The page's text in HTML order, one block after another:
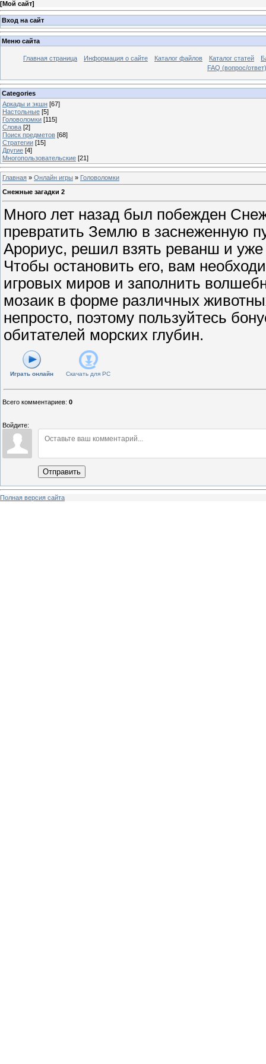
[Мой сайт]
Вход на сайт
Меню сайта
Главная страница Информация о сайте Каталог файлов Каталог статей
FAQ (вопрос/ответ)
Categories
Аркады и экшн [67]
Настольные [5]
Головоломки [115]
Слова [2]
Поиск предметов [68]
Стратегии [15]
Другие [4]
Многопользовательские [21]
Главная » Онлайн игры » Головоломки
Снежные загадки 2
Много лет назад был побежден
превратить Землю в заснеженную
Арориус, решил взять реванш и
Чтобы остановить его, вам
игровых миров и заполнить
мозаик в форме различных
непросто, поэтому пользуйтесь
обитателей морских глубин.
Играть онлайн Скачать для PC
Всего комментариев: 0
Войдите:
Отправить
Полная версия сайта